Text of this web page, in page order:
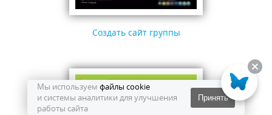
Создать сайт группы
Мы используем файлы cookie
и системы аналитики для улучшения
работы сайта
Принять